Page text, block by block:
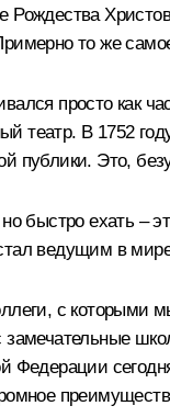
то же
просто как
театр. В 1752
публики. Это,
но быстро ехать –
ведущим в
с которыми
замечательные
Федерации